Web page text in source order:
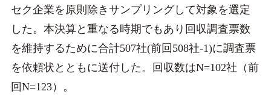
セク企業を原則除きサンプリングして対象を選定
した。本決算と重なる時期でもあり回収調査票数
を維持するために合計507社(前回508社-1)に調査票
を依頼状とともに送付した。回収数はN=102社（前
回N=123）。